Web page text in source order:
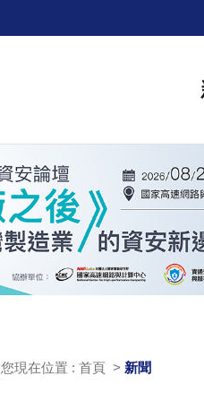
您現在位置 : 首頁 > 新聞